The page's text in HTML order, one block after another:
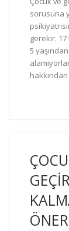
sorusuna
gerekir. 17
5